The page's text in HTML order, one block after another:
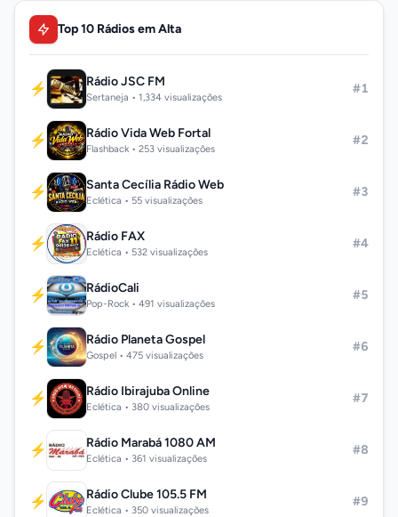
Top 10 Rádios em Alta
⚡ Rádio JSC FM
Sertaneja • 1,334 visualizações
#1
⚡ Rádio Vida Web Fortal
Flashback • 253 visualizações
#2
⚡ Santa Cecília Rádio Web
Eclética • 55 visualizações
#3
⚡ Rádio FAX
Eclética • 532 visualizações
#4
⚡ RádioCali
Pop-Rock • 491 visualizações
#5
⚡ Rádio Planeta Gospel
Gospel • 475 visualizações
#6
⚡ Rádio Ibirajuba Online
Eclética • 380 visualizações
#7
⚡ Rádio Marabá 1080 AM
Eclética • 361 visualizações
#8
⚡ Rádio Clube 105.5 FM
Eclética • 350 visualizações
#9